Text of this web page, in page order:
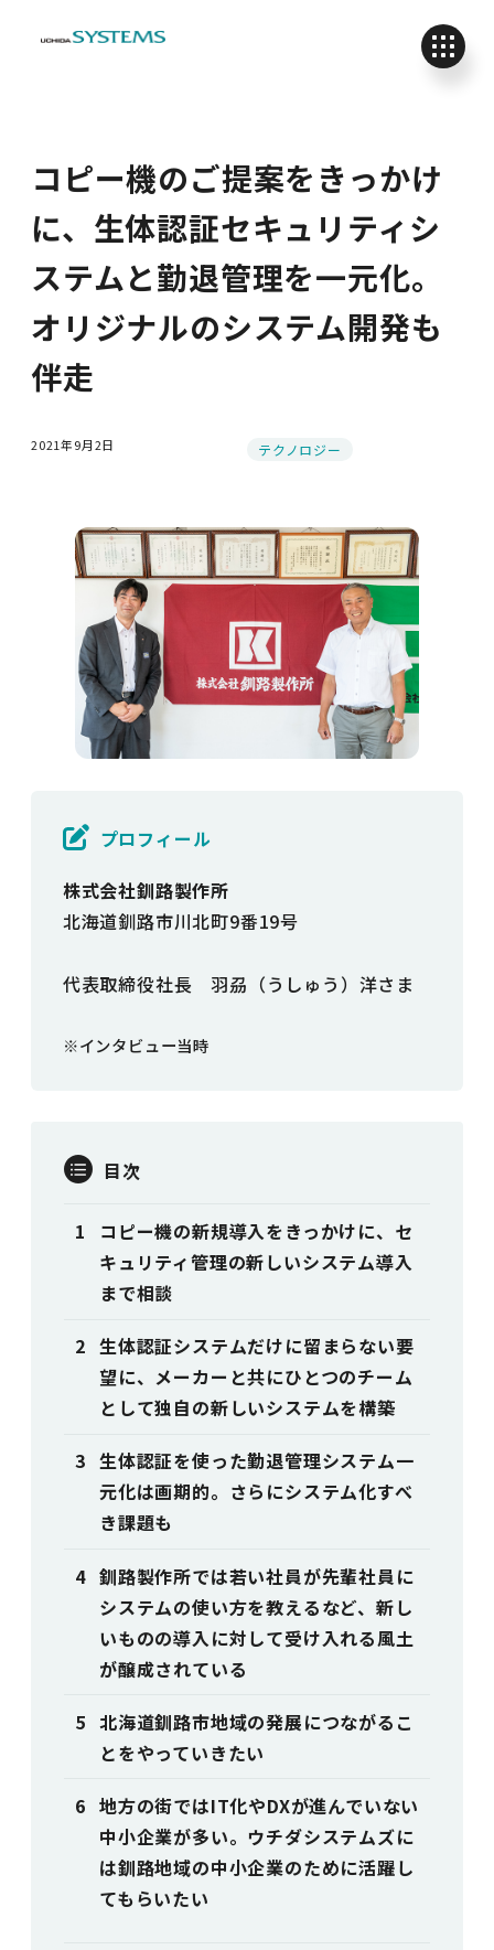
コピー機のご提案をきっかけ
に、生体認証セキュリティシ
ステムと勤退管理を一元化。
オリジナルのシステム開発も
伴走
投稿日
2021年9月2日 カテゴリー
テクノロジー
プロフィール
株式会社釧路製作所
北海道釧路市川北町9番19号
代表取締役社長 羽刕（うしゅう）洋さま
※インタビュー当時
目次
コピー機の新規導入をきっかけに、セ
キュリティ管理の新しいシステム導入
まで相談
生体認証システムだけに留まらない要
望に、メーカーと共にひとつのチーム
として独自の新しいシステムを構築
生体認証を使った勤退管理システム一
元化は画期的。さらにシステム化すべ
き課題も
釧路製作所では若い社員が先輩社員に
システムの使い方を教えるなど、新し
いものの導入に対して受け入れる風土
が醸成されている
北海道釧路市地域の発展につながるこ
とをやっていきたい
地方の街ではIT化やDXが進んでいない
中小企業が多い。ウチダシステムズに
は釧路地域の中小企業のために活躍し
てもらいたい